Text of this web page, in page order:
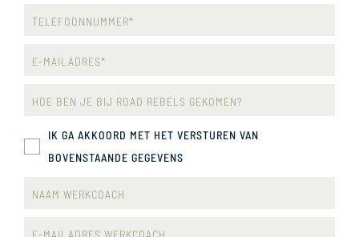
IK GA AKKOORD MET HET VERSTUREN VAN
BOVENSTAANDE GEGEVENS